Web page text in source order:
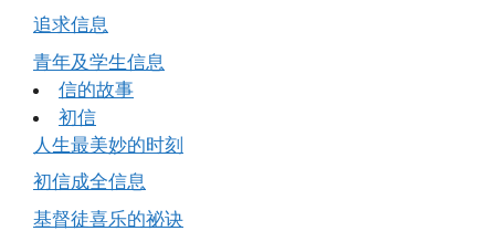
追求信息
青年及学生信息
信的故事
初信
人生最美妙的时刻
初信成全信息
基督徒喜乐的祕诀